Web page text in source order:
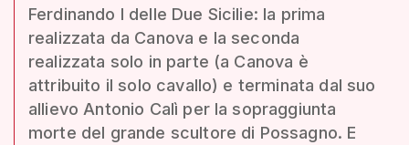
Ferdinando I delle Due Sicilie: la prima
realizzata da Canova e la seconda
realizzata solo in parte (a Canova è
attribuito il solo cavallo) e terminata dal suo
allievo Antonio Calì per la sopraggiunta
morte del grande scultore di Possagno. E